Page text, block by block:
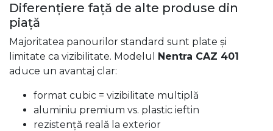
Diferențiere față de alte produse din
piață
Majoritatea panourilor standard sunt plate și
limitate ca vizibilitate. Modelul Nentra CAZ 401
aduce un avantaj clar:
format cubic = vizibilitate multiplă
aluminiu premium vs. plastic ieftin
rezistență reală la exterior